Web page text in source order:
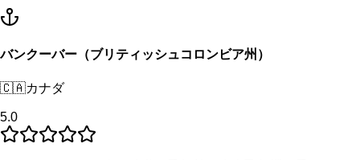
バンクーバー（ブリティッシュコロンビア州）
🇨🇦カナダ
5.0